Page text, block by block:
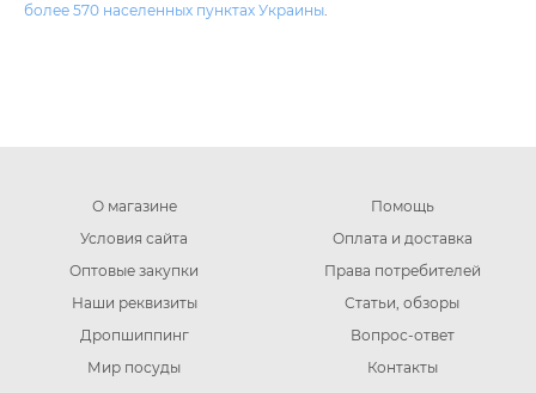
более 570 населенных пунктах Украины.
О магазине
Условия сайта
Оптовые закупки
Наши реквизиты
Дропшиппинг
Мир посуды
Помощь
Оплата и доставка
Права потребителей
Статьи, обзоры
Вопрос-ответ
Контакты